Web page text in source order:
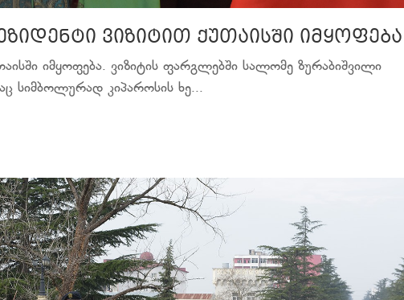
ვიზიტით ქუთაისში იმყოფება
იმყოფება. ვიზიტის ფარგლებში სალომე ზურაბიშვილი
სიმბოლურად კიპაროსის ხე...